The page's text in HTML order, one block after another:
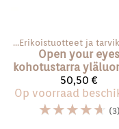
‪» Erikoistuotteet ja
Open your
kohotustarra
50,50 €
Op voorraad
☆☆☆☆☆ (3)